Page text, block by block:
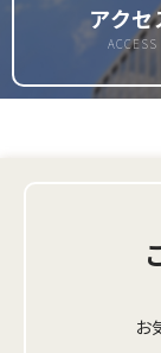
アクセ
ACCESS
お